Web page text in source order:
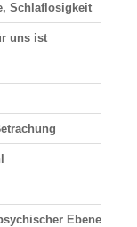
Schlaflosigkeit
uns ist
Ebene